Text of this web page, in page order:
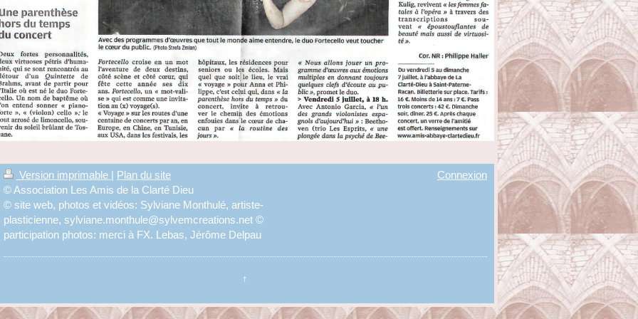
Version imprimable | Plan du site
© Association Les Amis de la Clarté Dieu
© site web, photos et vidéos: Sylviane Monthulé, artiste-
plasticienne, sylviane.monthule@sylvemcreations.net ©
participation photos: merci à FX. Lebas, Jérôme Delpau
Connexion
↑